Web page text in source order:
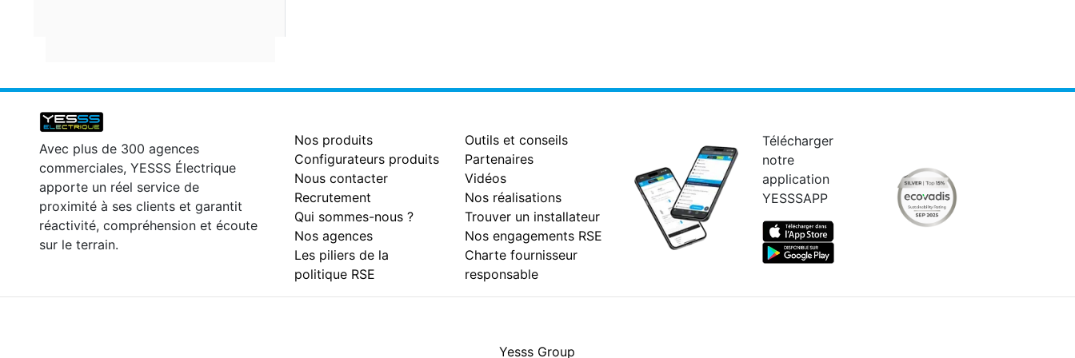
Avec plus de 300 agences
commerciales, YESSS Électrique
apporte un réel service de
proximité à ses clients et garantit
réactivité, compréhension et écoute
sur le terrain.
Nos produits
Configurateurs produits
Nous contacter
Recrutement
Qui sommes-nous ?
Nos agences
Les piliers de la
politique RSE
Outils et conseils
Partenaires
Vidéos
Nos réalisations
Trouver un installateur
Nos engagements RSE
Charte fournisseur
responsable
Télécharger
notre
application
YESSSAPP
Yesss Group